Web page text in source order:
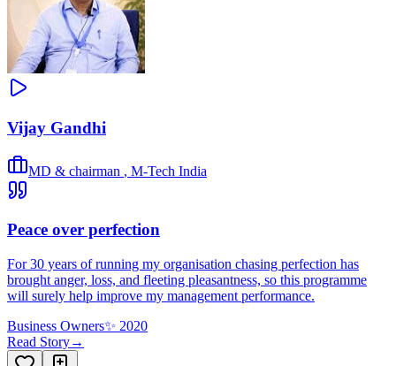
Vijay Gandhi
MD & chairman , M-Tech India
Peace over perfection
For 30 years of running my organisation chasing perfection has
brought anger, loss, and fleeting pleasantness, so this programme
will surely help improve my management performance.
Business Owners✨ 2020
Read Story→